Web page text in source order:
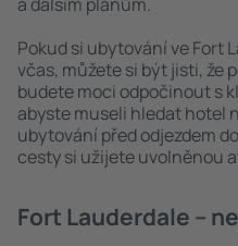
Pokud si ubytování ve Fort
včas, můžete si být jisti, že
budete moci odpočinout s
abyste museli hledat hotel
ubytování před odjezdem
cesty si užijete uvolněnou
Fort Lauderdale –